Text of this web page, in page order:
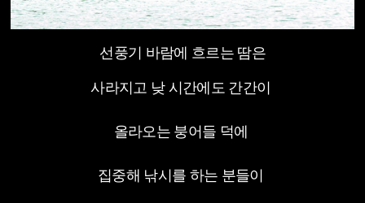
선풍기 바람에 흐르는 땀은
사라지고 낮 시간에도 간간이
올라오는 붕어들 덕에
집중해 낚시를 하는 분들이